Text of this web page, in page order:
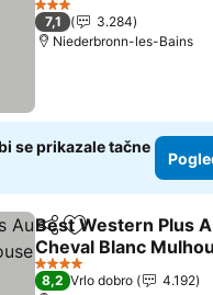
3 Zvezdice
7,1
3.284
Niederbronn-les-Bains
se prikazale tačne
Deli Dodati u
Best Western Plus
Cheval Blanc
Nord
4 Zvezdice
8,2 Vrlo dobro
4.192